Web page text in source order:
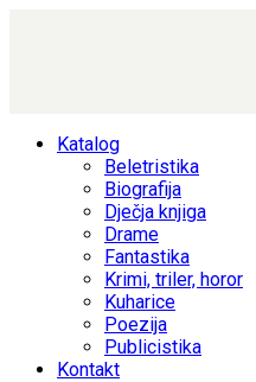
Katalog
Beletristika
Biografija
Dječja knjiga
Drame
Fantastika
Krimi, triler, horor
Kuharice
Poezija
Publicistika
Kontakt